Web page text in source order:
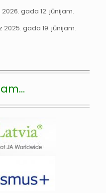
gada 12. jūnijam.
2025. gada 19. jūnijam.